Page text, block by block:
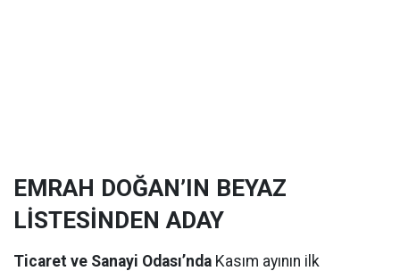
EMRAH DOĞAN’IN BEYAZ
LİSTESİNDEN ADAY
Ticaret ve Sanayi Odası’nda Kasım ayının ilk